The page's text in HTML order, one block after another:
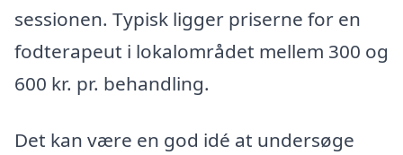
sessionen. Typisk ligger priserne for en
fodterapeut i lokalområdet mellem 300 og
600 kr. pr. behandling.
Det kan være en god idé at undersøge